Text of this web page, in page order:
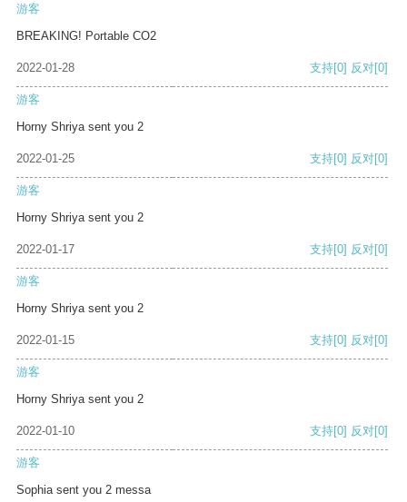
游客
BREAKING! Portable CO2
2022-01-28 支持[0] 反对[0]
游客
Horny Shriya sent you 2
2022-01-25 支持[0] 反对[0]
游客
Horny Shriya sent you 2
2022-01-17 支持[0] 反对[0]
游客
Horny Shriya sent you 2
2022-01-15 支持[0] 反对[0]
游客
Horny Shriya sent you 2
2022-01-10 支持[0] 反对[0]
游客
Sophia sent you 2 messa